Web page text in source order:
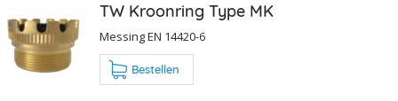
TW Kroonring Type MK
Messing EN 14420-6
Bestellen